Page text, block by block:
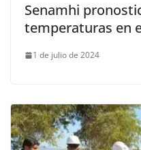
Senamhi
temperaturas en
1 de julio de 2024